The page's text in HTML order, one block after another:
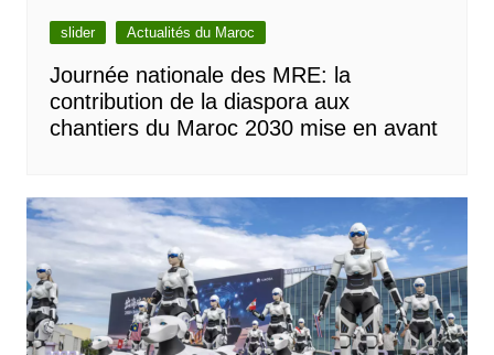
slider Actualités du Maroc
Journée nationale des MRE: la
contribution de la diaspora aux
chantiers du Maroc 2030 mise en avant